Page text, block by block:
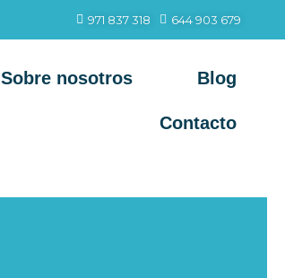
971 837 318 644 903 679
Sobre nosotros Blog
Contacto